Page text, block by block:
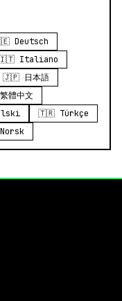
Deutsch
Italiano
🇯🇵 日本語
體中文
🇹🇷 Türkçe